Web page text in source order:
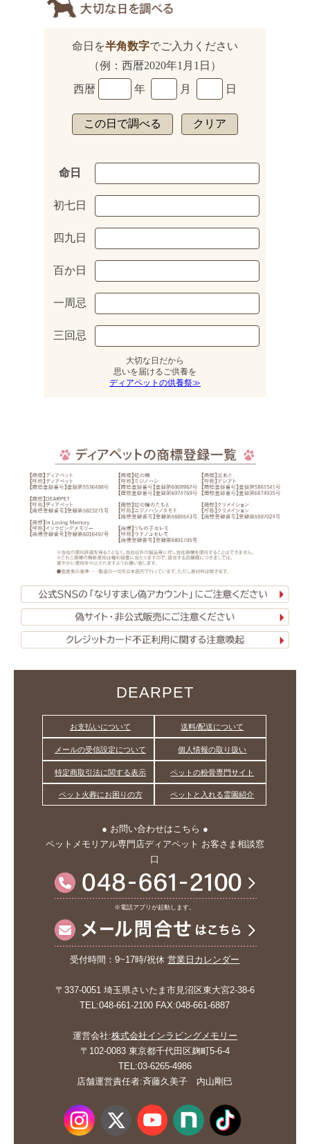
DEARPET
お支払いについて 送料/配送について
メールの受信設定について 個人情報の取り扱い
特定商取引法に関する表示 ペットの粉骨専門サイト
ペット火葬にお困りの方 ペットと入れる霊園紹介
● お問い合わせはこちら ●
ペットメモリアル専門店ディアペット お客さま相談窓
口
※電話アプリが起動します。
受付時間：9~17時/祝休営業日カレンダー
〒337-0051 埼玉県さいたま市見沼区東大宮2-38-6
TEL:048-661-2100 FAX:048-661-6887
運営会社:株式会社インラビングメモリー
〒102-0083 東京都千代田区麹町5-6-4
TEL:03-6265-4986
店舗運営責任者:斉藤久美子 内山剛巳